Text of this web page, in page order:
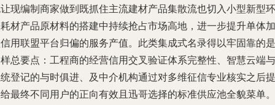
现编制商家做到既抓住主流建材产品集散流也切入小型新型环
材产品原材料的搭建中持续抢占市场高地，进一步提升单体加
用联盟平台归偏的服务产值。此类集成式名录得以牢固靠的是
总要点：工程商的经营信用交叉验证体系完整性、智慧云端与
登记的与时俱进、及中介机构通过对多维征信专业核实之后提
最终不同用户的正向有效且迅哥选择的标准供应池全貌菜单。